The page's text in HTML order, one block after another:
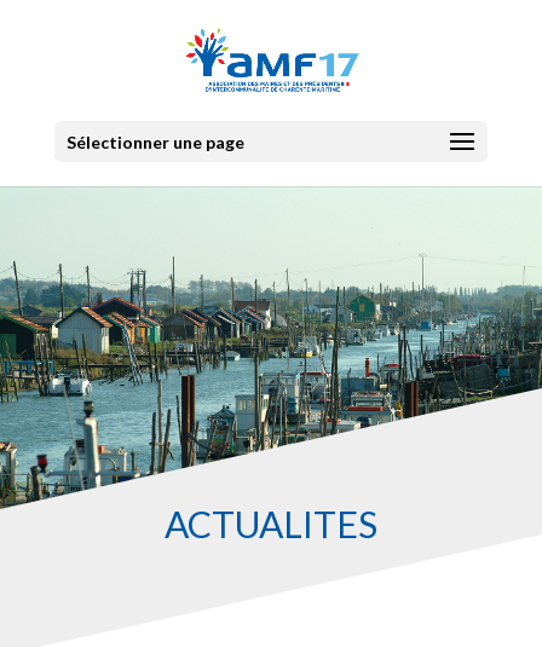
Sélectionner une page
ACTUALITES